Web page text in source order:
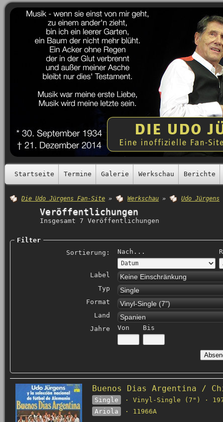
Startseite Termine Galerie Werkschau Berichte
Die Udo Jürgens Fan-Site » Werkschau » Udo Jürgens
Veröffentlichungen
Insgesamt 7 Veröffentlichungen
Filter
Sortierung:
Nach...
Label Keine Einschränkung
Typ Single
Format Vinyl-Single (7")
Land Spanien
Jahre Von Bis
Buenos Dias Argentina /
Single
· Vinyl-Single (7") ·
Ariola
· 11966A